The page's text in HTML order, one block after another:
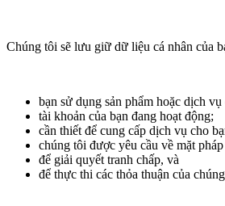
Chúng tôi sẽ lưu giữ dữ liệu cá nhân của
bạn sử dụng sản phẩm hoặc dịch
tài khoản của bạn đang hoạt động;
cần thiết để cung cấp dịch vụ cho
chúng tôi được yêu cầu về mặt
để giải quyết tranh chấp, và
để thực thi các thỏa thuận của